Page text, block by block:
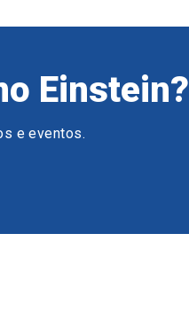
Einstein?
e eventos.